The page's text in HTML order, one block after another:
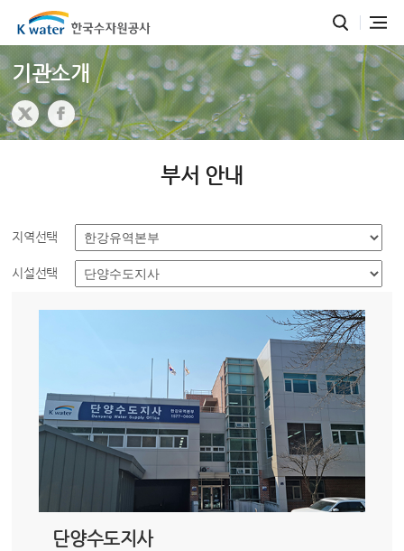
기관소개
부서 안내
지역선택
시설선택
단양수도지사